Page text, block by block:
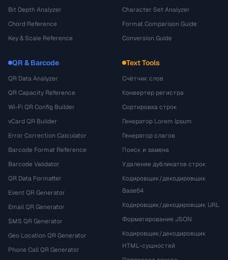
Bit Depth Analyzer
Chord Reference
Key & Scale Reference
Character Set Analyzer
Format Comparison Guide
Conversion Guide
QR & Barcode
QR Data Analyzer
QR Capacity Reference
Wi-Fi QR Config Builder
vCard QR Builder
Error Correction Calculator
Barcode Format Reference
Barcode Validator
QR Data Formatter
Event QR Generator
Email QR Generator
SMS QR Generator
Geo Location QR Generator
Phone Call QR Generator
Text Tools
Счётчик слов
Конвертер регистра
Сортировка строк
Генератор Lorem Ipsum
Генератор слагов
Поиск и замена
Удаление дубликатов строк
Кодировщик/декодировщик
Base64
Кодировщик/декодировщик URL
Форматирование JSON
Кодировщик/декодировщик
HTML-сущностей